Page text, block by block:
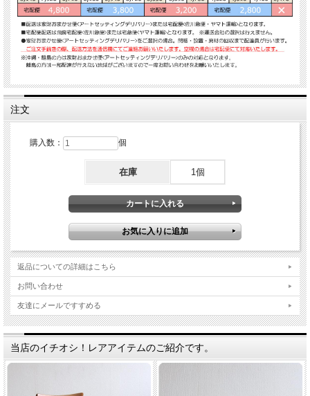
注文
購入数： 個
在庫 1個
返品についての詳細はこちら
お問い合わせ
友達にメールですすめる
当店のイチオシ！レアアイテムのご紹介です。